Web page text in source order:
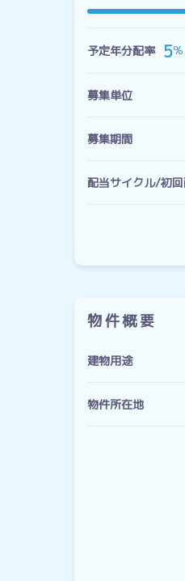
予定年分配率 5％
募集単位
募集期間
配当サイクル/初
物件概要
建物用途
物件所在地